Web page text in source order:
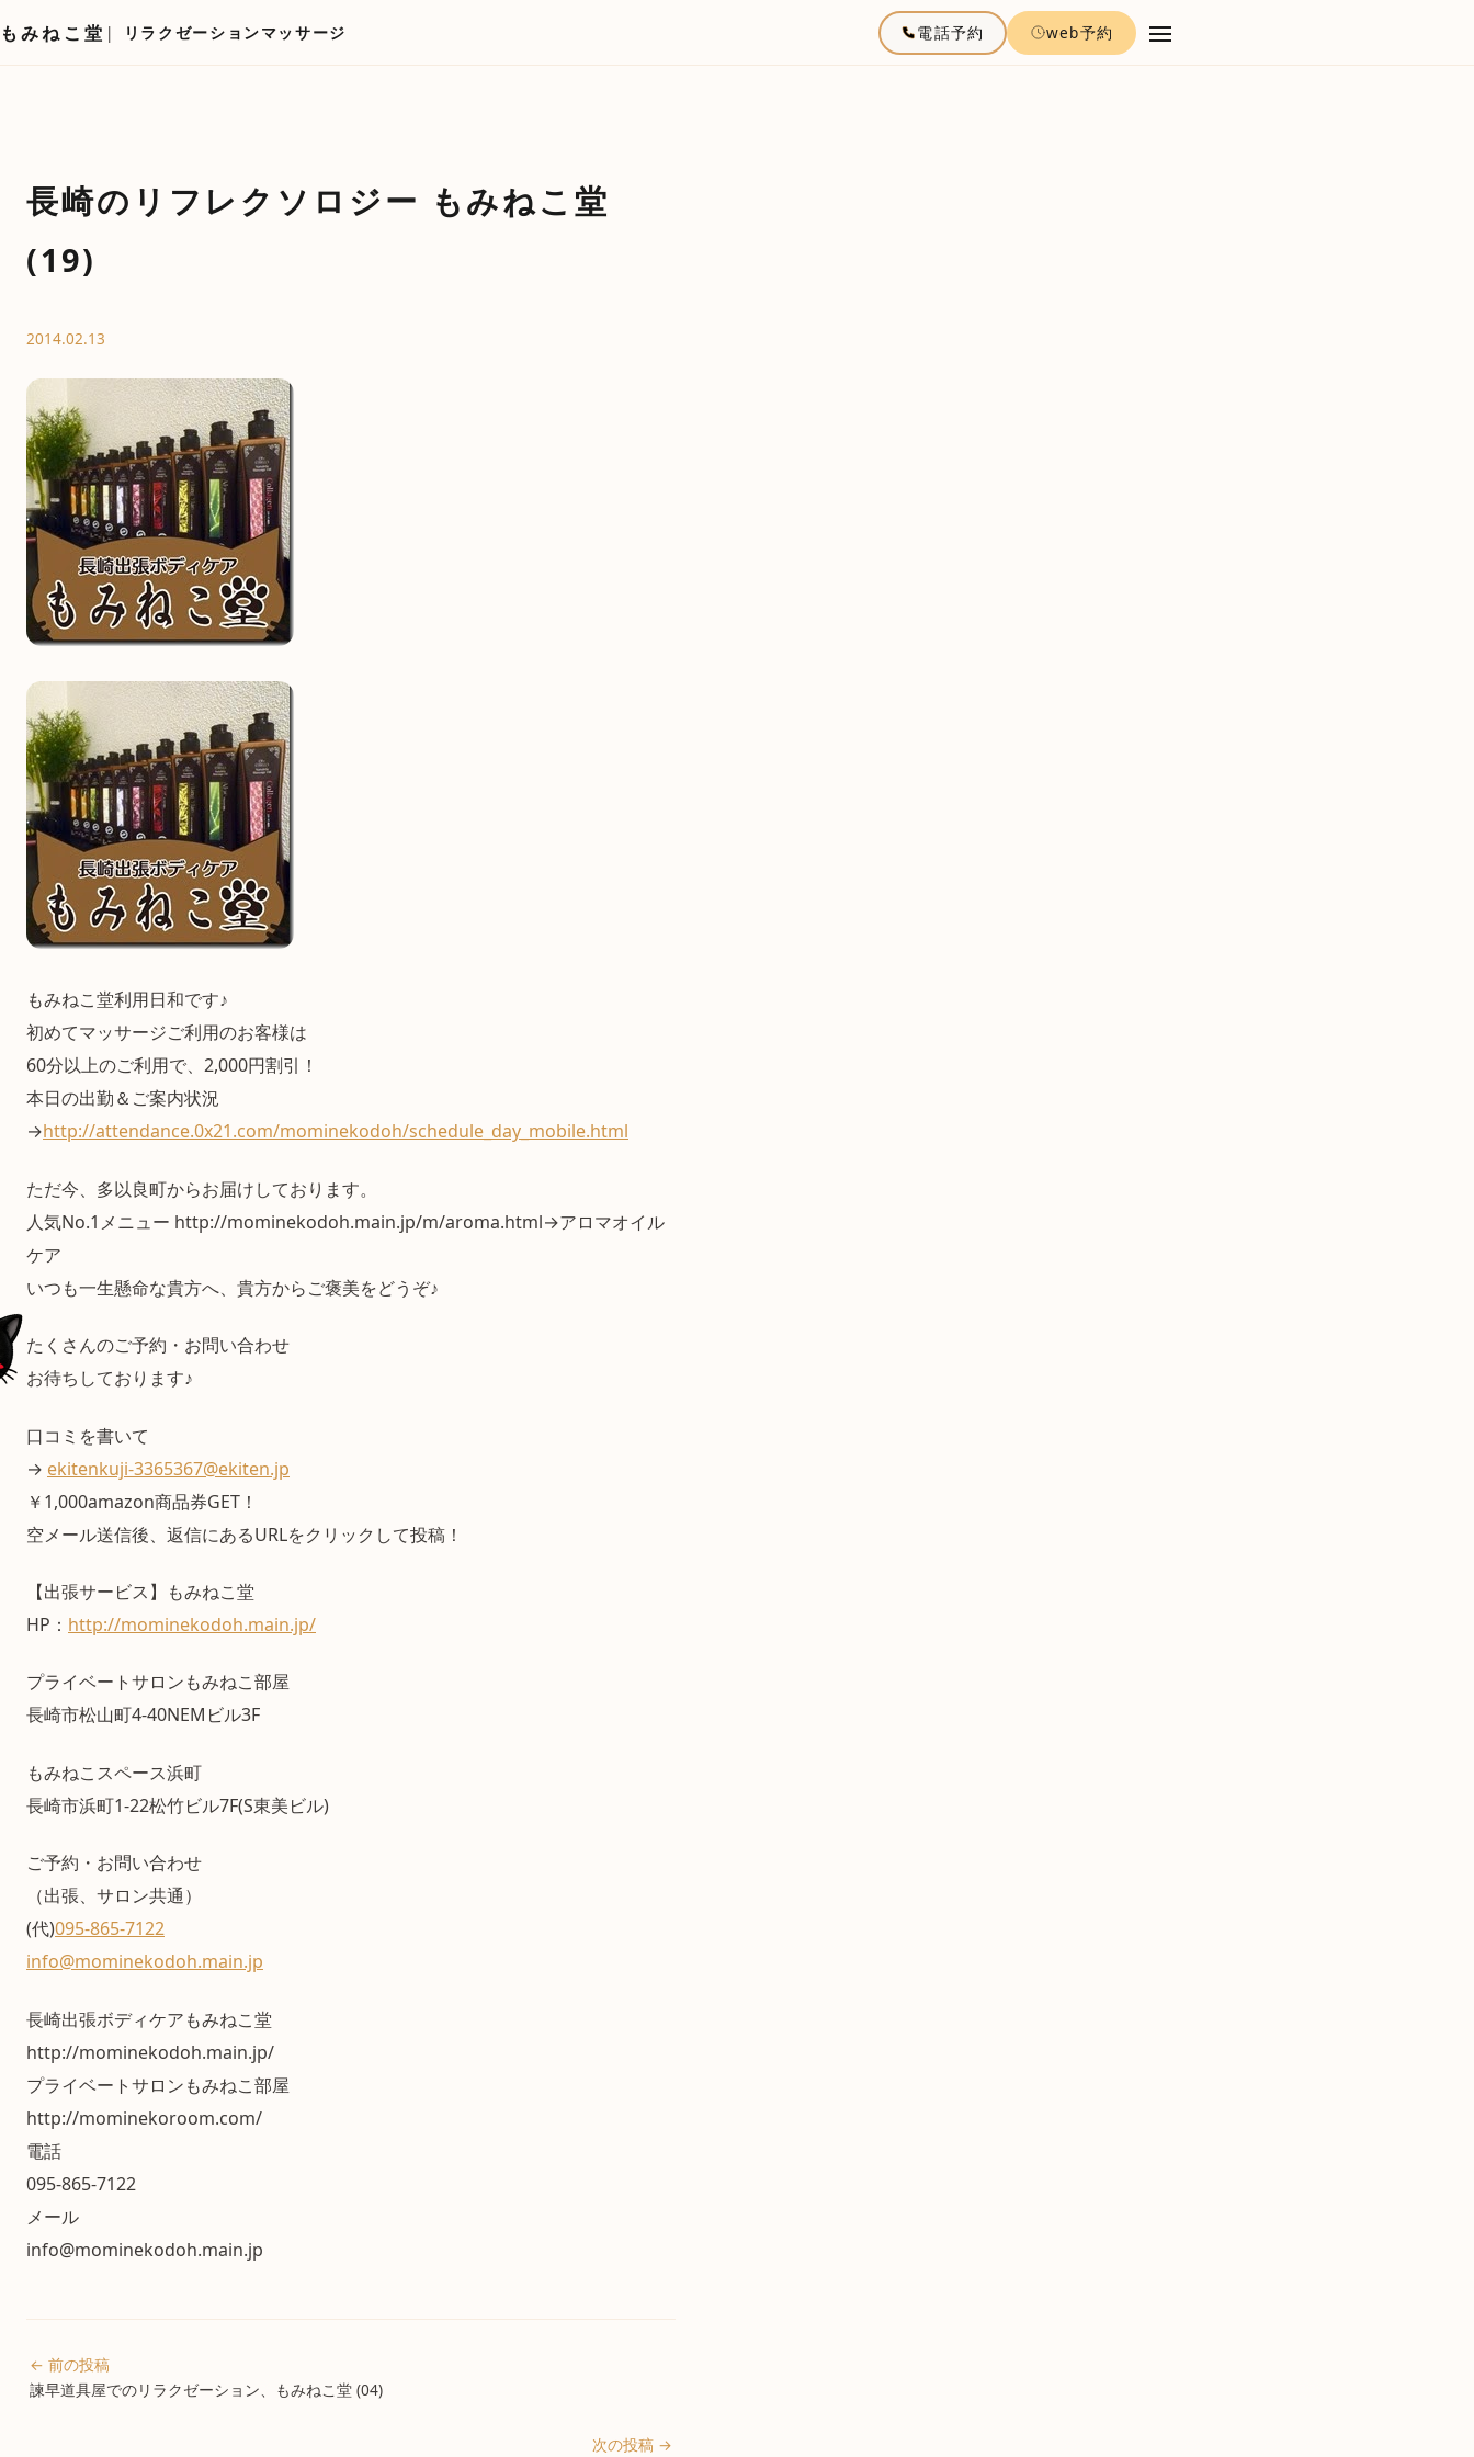
もみねこ堂 リラクゼーションマッサージ 電話予約 web予約
長崎のリフレクソロジー もみねこ堂
(19)
2014.02.13
もみねこ堂利用日和です♪
初めてマッサージご利用のお客様は
60分以上のご利用で、2,000円割引！
本日の出勤＆ご案内状況
→http://attendance.0x21.com/mominekodoh/schedule_day_mobile.html
ただ今、多以良町からお届けしております。
人気No.1メニュー http://mominekodoh.main.jp/m/aroma.html→アロマオイル
ケア
いつも一生懸命な貴方へ、貴方からご褒美をどうぞ♪
たくさんのご予約・お問い合わせ
お待ちしております♪
口コミを書いて
→ ekitenkuji-3365367@ekiten.jp
￥1,000amazon商品券GET！
空メール送信後、返信にあるURLをクリックして投稿！
【出張サービス】もみねこ堂
HP： http://mominekodoh.main.jp/
プライベートサロンもみねこ部屋
長崎市松山町4-40NEMビル3F
もみねこスペース浜町
長崎市浜町1-22松竹ビル7F(S東美ビル)
ご予約・お問い合わせ
（出張、サロン共通）
(代)095-865-7122
info@mominekodoh.main.jp
長崎出張ボディケアもみねこ堂
http://mominekodoh.main.jp/
プライベートサロンもみねこ部屋
http://mominekoroom.com/
電話
095-865-7122
メール
info@mominekodoh.main.jp
← 前の投稿
諫早道具屋でのリラクゼーション、もみねこ堂 (04)
次の投稿 →